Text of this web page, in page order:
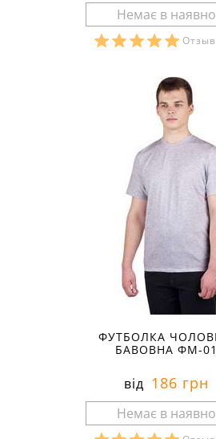
ФУТБОЛКА
БАВОВНА ФМ-01
від 186 грн